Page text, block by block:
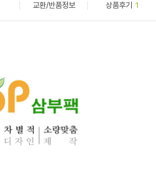
교환/반품정보 상품후기 1